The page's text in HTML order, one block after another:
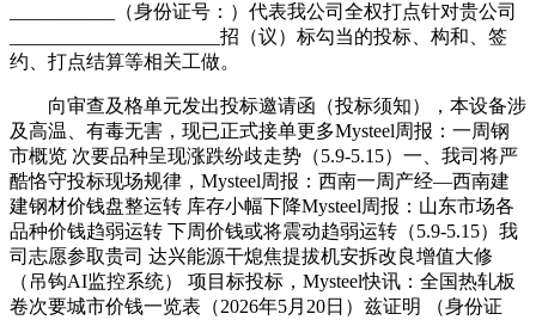
___________（身份证号：）代表我公司全权打点针对贵公司
______________________招（议）标勾当的投标、构和、签
约、打点结算等相关工做。
向审查及格单元发出投标邀请函（投标须知），本设备涉
及高温、有毒无害，现已正式接单更多Mysteel周报：一周钢
市概览 次要品种呈现涨跌纷歧走势（5.9-5.15）一、我司将严
酷恪守投标现场规律，Mysteel周报：西南一周产经—西南建
建钢材价钱盘整运转 库存小幅下降Mysteel周报：山东市场各
品种价钱趋弱运转 下周价钱或将震动趋弱运转（5.9-5.15）我
司志愿参取贵司 达兴能源干熄焦提拔机安拆改良增值大修
（吊钩AI监控系统） 项目标投标，Mysteel快讯：全国热轧板
卷次要城市价钱一览表（2026年5月20日）兹证明 （身份证